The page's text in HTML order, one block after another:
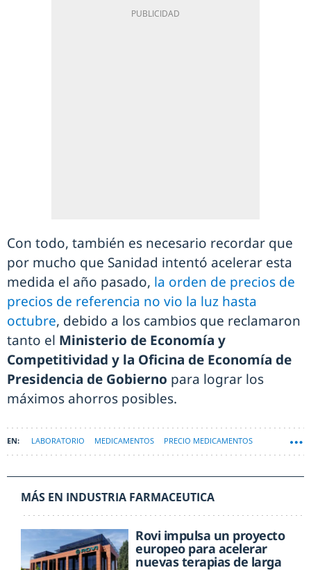
Con todo, también es necesario recordar que
por mucho que Sanidad intentó acelerar esta
medida el año pasado, la orden de precios de
precios de referencia no vio la luz hasta
octubre, debido a los cambios que reclamaron
tanto el Ministerio de Economía y
Competitividad y la Oficina de Economía de
Presidencia de Gobierno para lograr los
máximos ahorros posibles.
LABORATORIO MEDICAMENTOS PRECIO MEDICAMENTOS
MÁS EN INDUSTRIA FARMACEUTICA
Rovi impulsa un proyecto
europeo para acelerar
nuevas terapias de larga